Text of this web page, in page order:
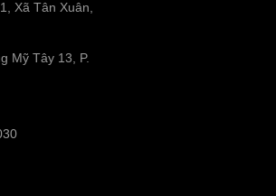
Xã Tân Xuân,
Mỹ Tây 13, P.